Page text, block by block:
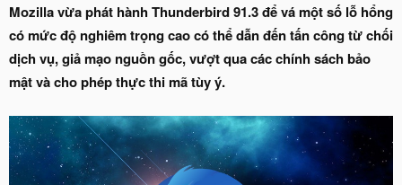
Mozilla vừa phát hành Thunderbird 91.3 để vá một số lỗ hổng
có mức độ nghiêm trọng cao có thể dẫn đến tấn công từ chối
dịch vụ, giả mạo nguồn gốc, vượt qua các chính sách bảo
mật và cho phép thực thi mã tùy ý.